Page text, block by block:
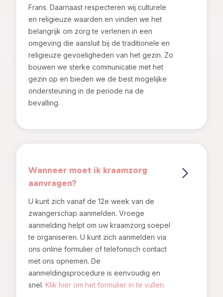
Frans. Daarnaast respecteren wij culturele
en religieuze waarden en vinden we het
belangrijk om zorg te verlenen in een
omgeving die aansluit bij de traditionele en
religieuze gevoeligheden van het gezin. Zo
bouwen we sterke communicatie met het
gezin op en bieden we de best mogelijke
ondersteuning in de periode na de
bevalling.
Wanneer moet ik kraamzorg
aanvragen?
U kunt zich vanaf de 12e week van de
zwangerschap aanmelden. Vroege
aanmelding helpt om uw kraamzorg soepel
te organiseren. U kunt zich aanmelden via
ons online formulier of telefonisch contact
met ons opnemen. De
aanmeldingsprocedure is eenvoudig en
snel. Klik hier om het formulier in te vullen.